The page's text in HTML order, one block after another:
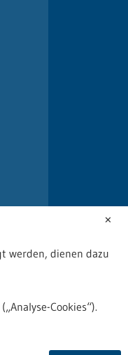
✕
werden, dienen dazu
Cookies“).